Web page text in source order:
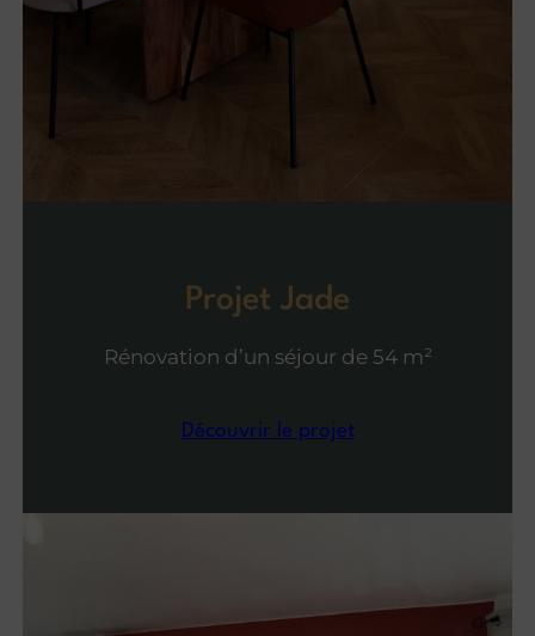
Projet Jade
Rénovation d’un séjour de 54 m²
Découvrir le projet